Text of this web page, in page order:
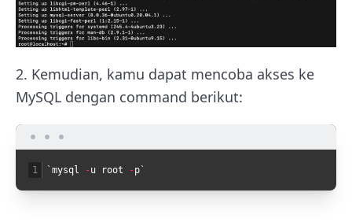
2. Kemudian, kamu dapat mencoba akses ke
MySQL dengan command berikut:
1 ` mysql -u root -p`